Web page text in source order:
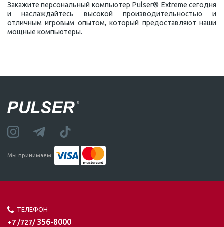
Закажите персональный компьютер Pulser® Extreme сегодня
и наслаждайтесь высокой производительностью и
отличным игровым опытом, который предоставляют наши
мощные компьютеры.
Мы принимаем:
ТЕЛЕФОН
+7 /727/ 356-8000